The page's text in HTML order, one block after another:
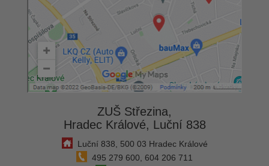
ZUŠ Střezina,
Hradec Králové, Luční 838
Luční 838, 500 03 Hradec Králové
495 279 600, 604 206 711